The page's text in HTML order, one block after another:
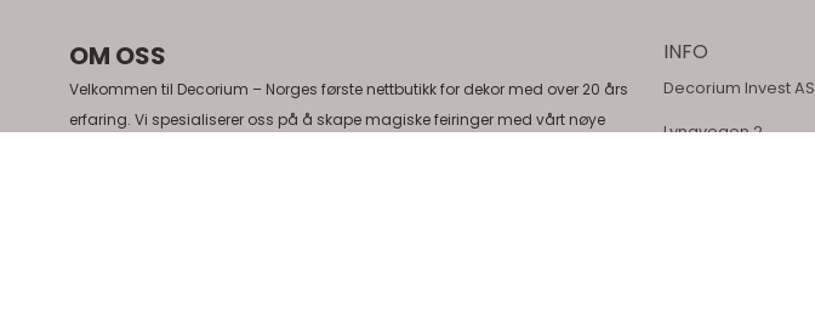
OM OSS
Velkommen til Decorium – Norges første nettbutikk for dekor med over 20 års
erfaring. Vi spesialiserer oss på å skape magiske feiringer med vårt nøye
INFO
Decorium Invest AS
Lyngvegen 2